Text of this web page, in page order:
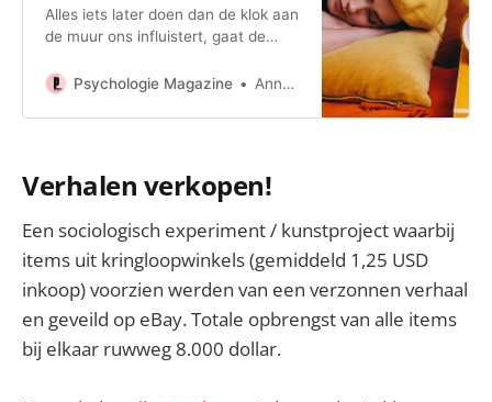
Alles iets later doen dan de klok aan
de muur ons influistert, gaat de
makkelijker af dan alles een vol uur
Psychologie Magazine Anne Pek
Verhalen verkopen!
Een sociologisch experiment / kunstproject waarbij
items uit kringloopwinkels (gemiddeld 1,25 USD
inkoop) voorzien werden van een verzonnen verhaal
en geveild op eBay. Totale opbrengst van alle items
bij elkaar ruwweg 8.000 dollar.